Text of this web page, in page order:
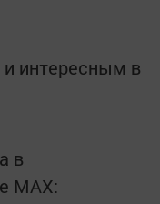
интересным в
в
MАХ: